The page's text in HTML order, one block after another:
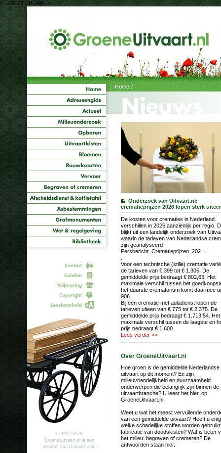
<--216.73.216.246-->
© 1997-2026
GroeneUitvaart.nl is een
initiatief van Uitvaart.com
Home /
Onderzoek van Uitvaart.nl:
crematieprijzen 2026 lopen sterk
De kosten voor crematies in Nederland
verschillen in 2026 aanzienlijk per regio.
blijkt uit een landelijk onderzoek van
waarin de tarieven van Nederlandse
zijn geanalyseerd
Persbericht_Crematieprijzen_202…
Voor een technische (stille) crematie
de tarieven van € 399 tot € 1.305. De
gemiddelde prijs bedraagt € 802,63. Het
maximale verschil tussen het
het duurste crematorium komt daarmee
906.
Bij een crematie met auladienst lopen de
tarieven uiteen van € 775 tot € 2.375. De
gemiddelde prijs bedraagt € 1.713,54. Het
maximale verschil tussen de laagste en
prijs bedraagt € 1.600.
Lees verder >>
Over GroeneUitvaart.nl
Hoe groen is de gemiddelde Nederlandse
uitvaart op dit moment? En zijn
milieuvriendelijkheid en duurzaamheid
onderwerpen die belangrijk zijn binnen de
uitvaartbranche? U leest het hier, op
GroeneUitvaart.nl.
Weet u wat het meest vervuilende
van een gemiddelde uitvaart? Heeft u
welke schadelijke stoffen worden
fabricatie van doodskisten? Wat is beter
het milieu: begraven of cremeren? De
antwoorden staan hier.